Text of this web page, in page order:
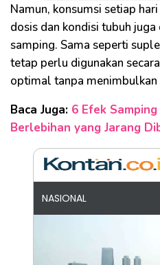
Namun, konsumsi setiap
dosis dan kondisi tubuh
samping. Sama seperti
tetap perlu digunakan
optimal tanpa menimbulkan
Baca Juga: 6 Efek
Berlebihan yang Jarang
NASIONAL